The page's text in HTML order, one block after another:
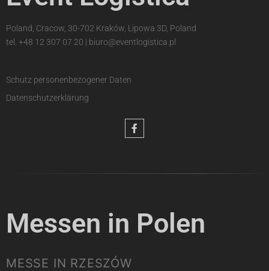
Poland, Cracow, 30-702 Kraków, Lipowa 3D, Poland
tel. +48 12 307 07 20 | biuro@eventlogistica.pl
Schutz personenbezogener Daten
Datenschutzerklärung
Messen in Polen
MESSE IN RZESZÓW